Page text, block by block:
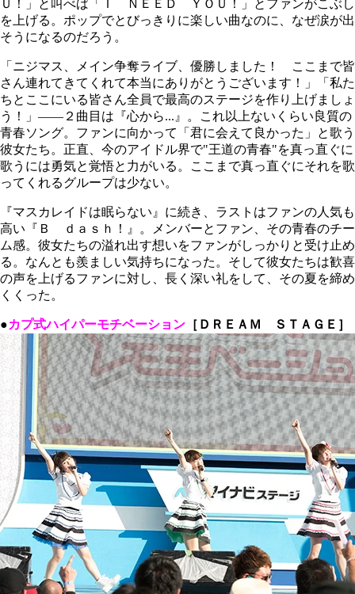
Ｕ！」と叫べば「Ｉ ＮＥＥＤ ＹＯＵ！」とファンがこぶし
を上げる。ポップでとびっきりに楽しい曲なのに、なぜ涙が出
そうになるのだろう。
「ニジマス、メイン争奪ライブ、優勝しました！ ここまで皆
さん連れてきてくれて本当にありがとうございます！」「私た
ちとここにいる皆さん全員で最高のステージを作り上げましょ
う！」――２曲目は『心から...』。これ以上ないくらい良質の
青春ソング。ファンに向かって「君に会えて良かった」と歌う
彼女たち。正直、今のアイドル界で"王道の青春"を真っ直ぐに
歌うには勇気と覚悟と力がいる。ここまで真っ直ぐにそれを歌
ってくれるグループは少ない。
『マスカレイドは眠らない』に続き、ラストはファンの人気も
高い『Ｂ ｄａｓｈ！』。メンバーとファン、その青春のチー
ム感。彼女たちの溢れ出す想いをファンがしっかりと受け止め
る。なんとも羨ましい気持ちになった。そして彼女たちは歓喜
の声を上げるファンに対し、長く深い礼をして、その夏を締め
くくった。
●カプ式ハイパーモチベーション ［ＤＲＥＡＭ ＳＴＡＧＥ］